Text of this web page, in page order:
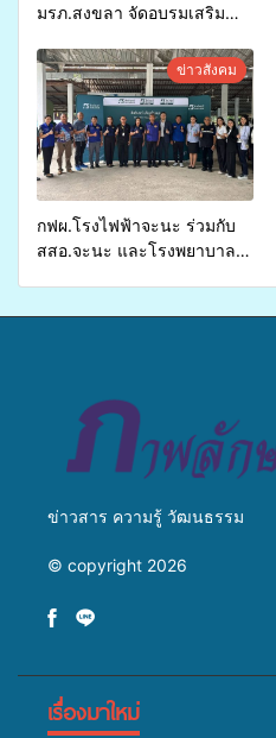
มรภ.สงขลา จัดอบรมเสริม
จ่ายงบกองทุนสุขภาพตำบล
รองรับการจัดบริการพาหนะรับ
ส่งผู้ทุพพลภาพเพื่อเข้ารับ
บริการสาธารณสุข ลดความ
เหลื่อมล้ำ ยกระดับคุณภาพ
ชีวิตประชาชนอย่างยั่งยืน
ข่าวสังคม
กฟผ.โรงไฟฟ้าจะนะ ร่วมกับ
สสอ.จะนะ และโรงพยาบาล
ข่าวสาร ความรู้ วัฒนธรรม
© copyright 2026
เรื่องมาใหม่